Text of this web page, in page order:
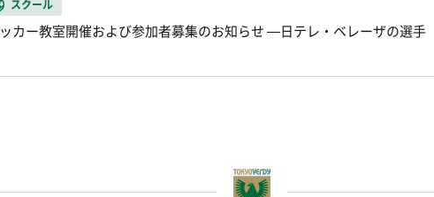
スクール
カー教室開催および参加者募集のお知らせ ―日テレ・ベレーザの選手